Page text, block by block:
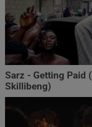
Sarz - Getting Paid
Skillibeng)